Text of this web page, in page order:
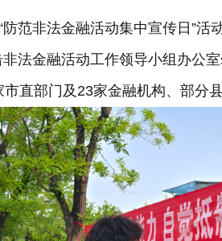
防范非法金融活动集中宣传日”
法金融活动工作领导小组办公
直部门及23家金融机构、部分